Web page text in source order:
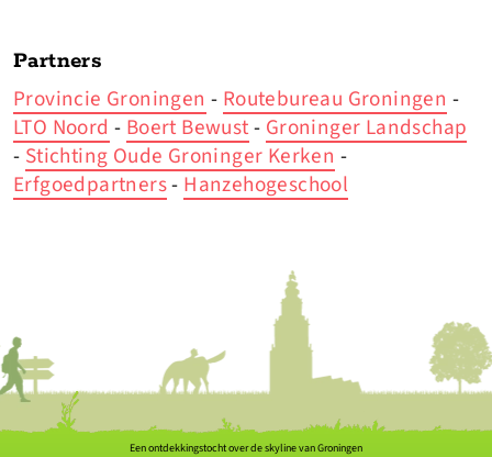
Partners
Provincie Groningen - Routebureau Groningen -
LTO Noord - Boert Bewust- Groninger Landschap
- Stichting Oude Groninger Kerken -
Erfgoedpartners- Hanzehogeschool
Een ontdekkingstocht over de skyline van Groningen